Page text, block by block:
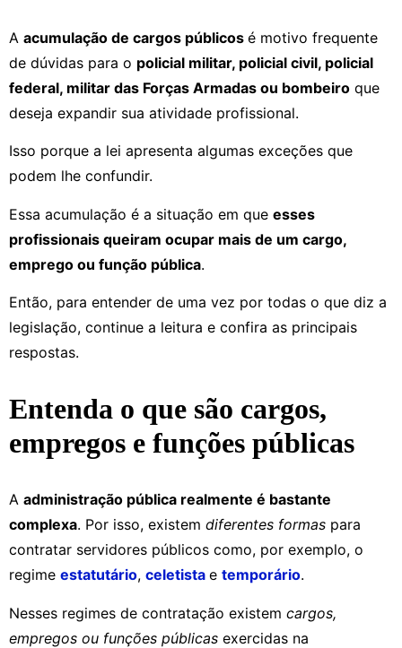
A acumulação de cargos públicos é motivo frequente
de dúvidas para o policial militar, policial civil, policial
federal, militar das Forças Armadas ou bombeiro que
deseja expandir sua atividade profissional.
Isso porque a lei apresenta algumas exceções que
podem lhe confundir.
Essa acumulação é a situação em que esses
profissionais queiram ocupar mais de um cargo,
emprego ou função pública.
Então, para entender de uma vez por todas o que diz a
legislação, continue a leitura e confira as principais
respostas.
Entenda o que são cargos,
empregos e funções públicas
A administração pública realmente é bastante
complexa. Por isso, existem diferentes formas para
contratar servidores públicos como, por exemplo, o
regime estatutário, celetista e temporário.
Nesses regimes de contratação existem cargos,
empregos ou funções públicas exercidas na